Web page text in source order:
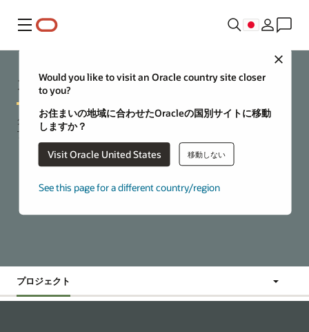
メニュー
Would you like to visit an Oracle country site closer
to you?
お住まいの地域に合わせたOracleの国別サイトに移動
しますか？
Visit Oracle United States 移動しない
See this page for a different country/region
Oracle Cloud Free Tierを使ってみてください
オラクルのオープン・ソース
クラウドベースのアプリケーションとサービスを構築およびデ
プロイするための選択肢と柔軟性。
移動先:
ニュー
ス
ト
グ
よくある質
問
プロジェクト